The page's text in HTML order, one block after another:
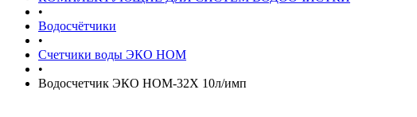
•
Водосчётчики
•
Счетчики воды ЭКО НОМ
•
Водосчетчик ЭКО НОМ-32Х 10л/имп